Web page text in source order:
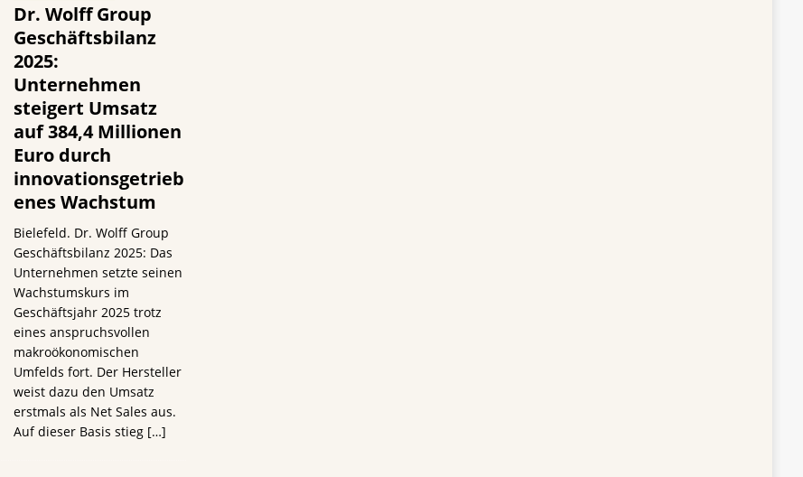
Dr. Wolff Group
Geschäftsbilanz
2025:
Unternehmen
steigert Umsatz
auf 384,4 Millionen
Euro durch
innovationsgetrieb
enes Wachstum
Bielefeld. Dr. Wolff Group
Geschäftsbilanz 2025: Das
Unternehmen setzte seinen
Wachstumskurs im
Geschäftsjahr 2025 trotz
eines anspruchsvollen
makroökonomischen
Umfelds fort. Der Hersteller
weist dazu den Umsatz
erstmals als Net Sales aus.
Auf dieser Basis stieg […]